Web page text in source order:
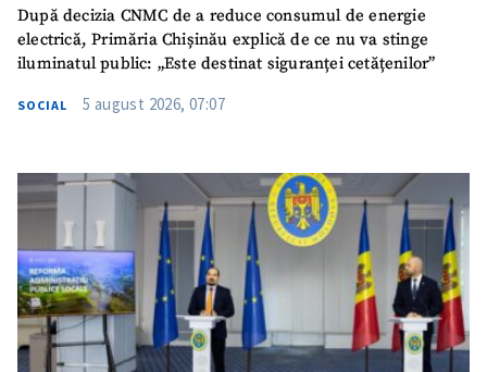
După decizia CNMC de a reduce consumul de energie
electrică, Primăria Chișinău explică de ce nu va stinge
iluminatul public: „Este destinat siguranței cetățenilor”
SOCIAL 5 august 2026, 07:07